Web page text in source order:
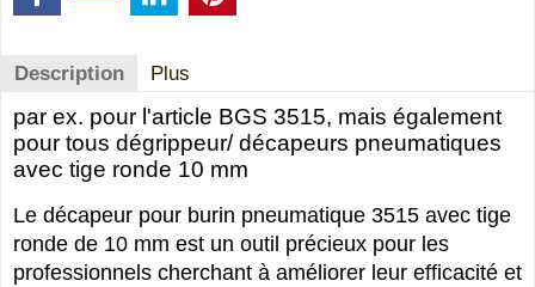
Description Plus
par ex. pour l'article BGS 3515, mais également
pour tous dégrippeur/ décapeurs pneumatiques
avec tige ronde 10 mm
Le décapeur pour burin pneumatique 3515 avec tige
ronde de 10 mm est un outil précieux pour les
professionnels cherchant à améliorer leur efficacité et